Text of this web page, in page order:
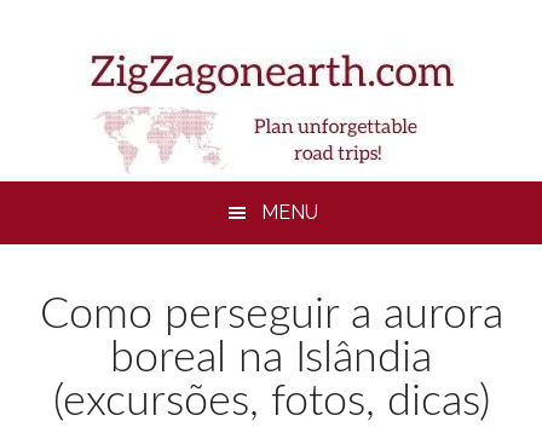
MENU
Como perseguir a aurora
boreal na Islândia
(excursões, fotos, dicas)